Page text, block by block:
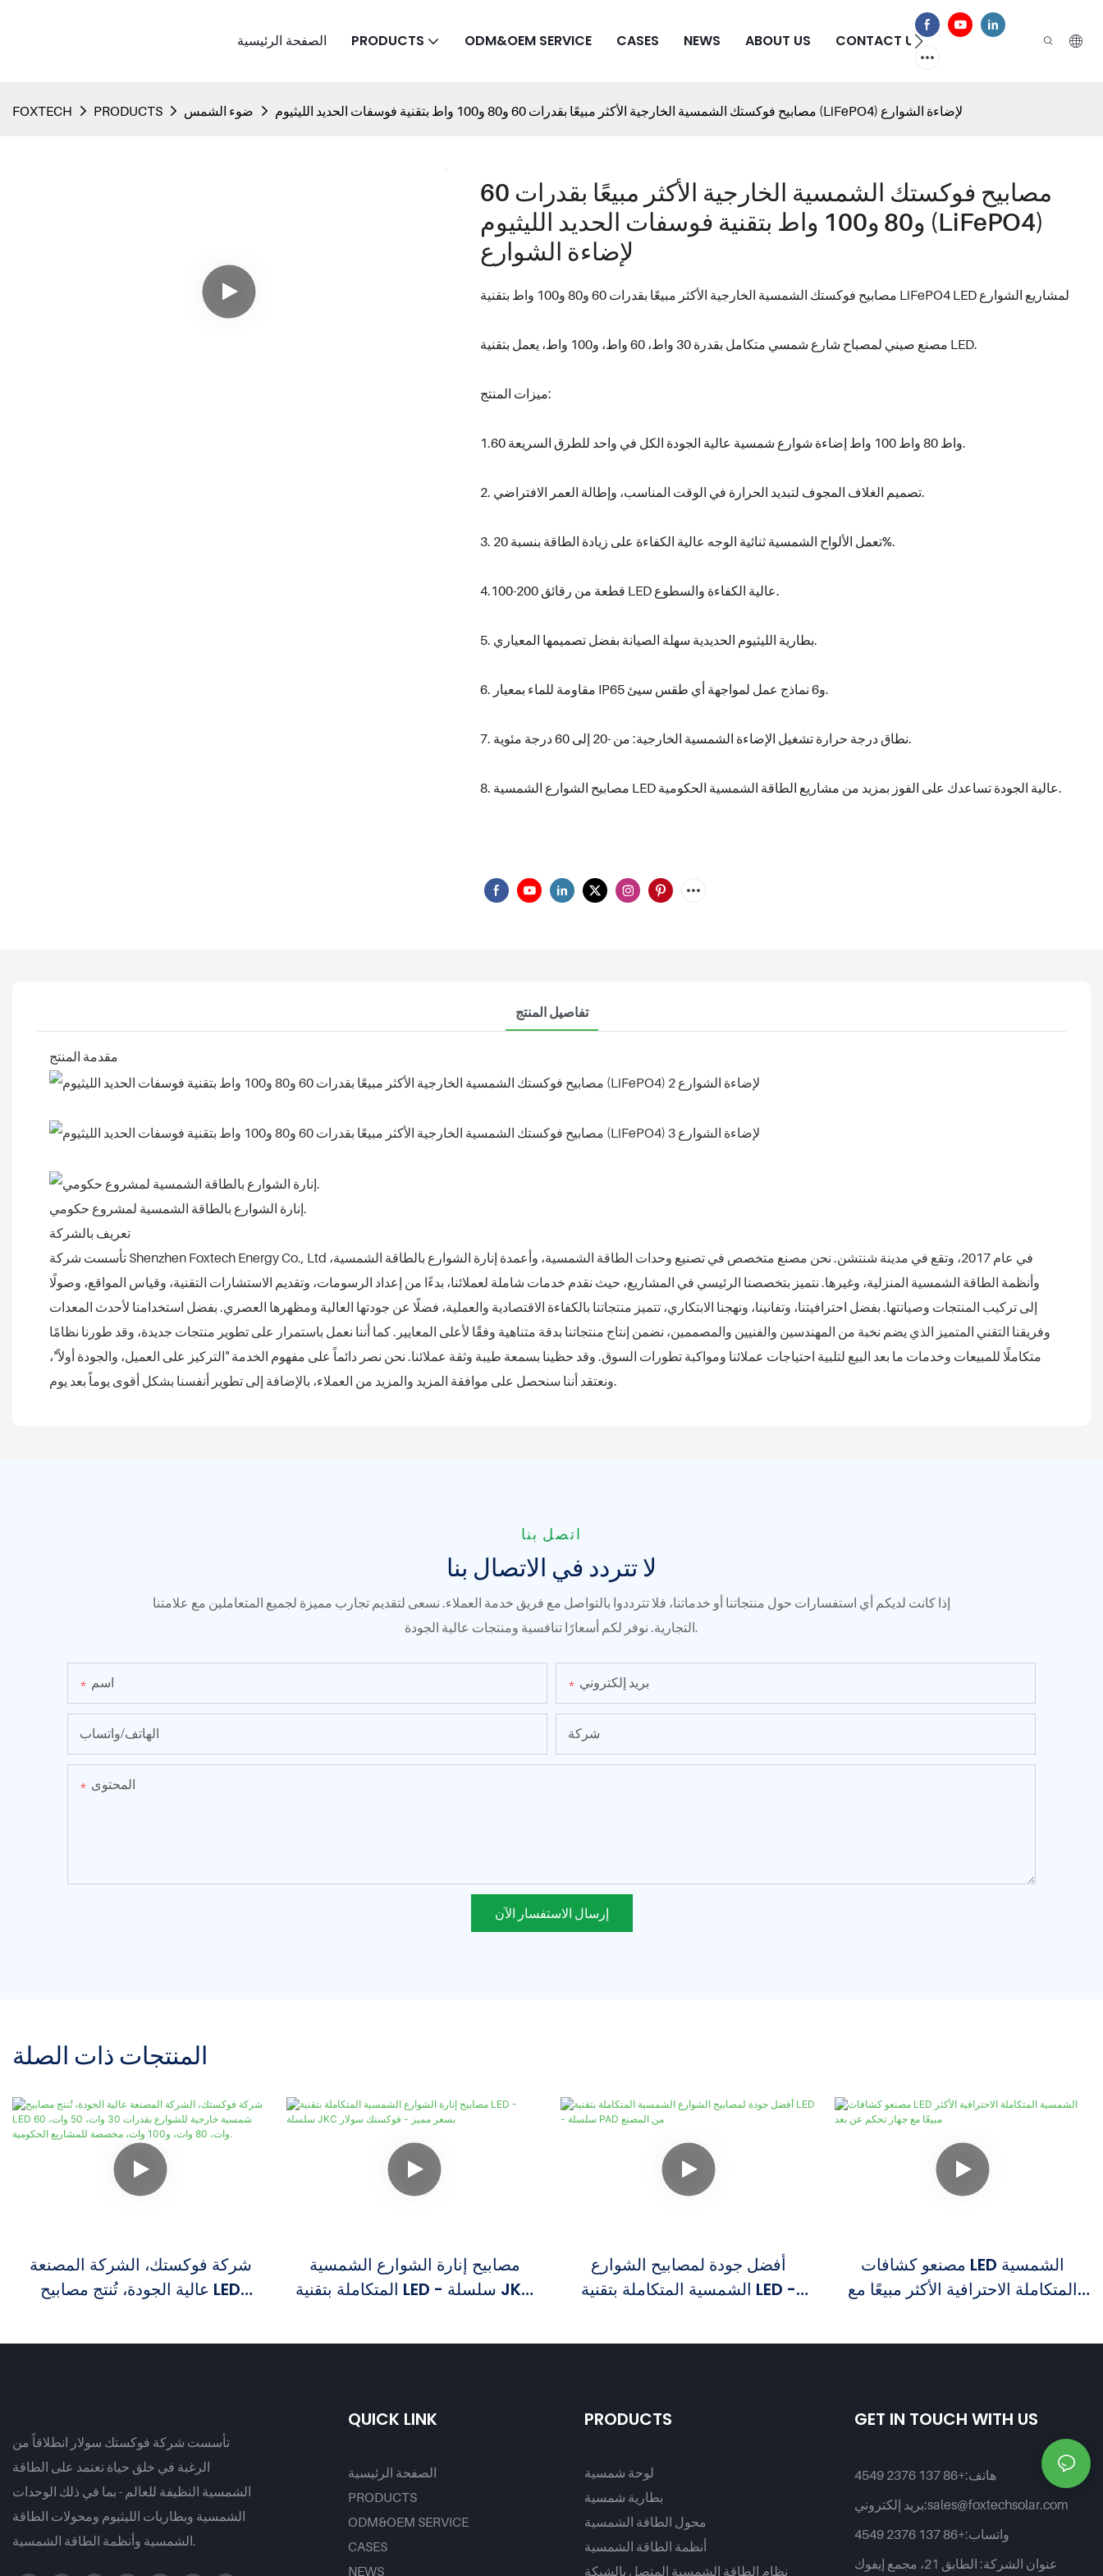
الصفحة الرئيسية PRODUCTS ODM&OEM SERVICE CASES NEWS ABOUT US CONTACT US الأسئلة الشائعة
FOXTECH PRODUCTS ضوء الشمس مصابيح فوكستك الشمسية الخارجية الأكثر مبيعًا بقدرات 60 و80 و100 واط بتقنية فوسفات الحديد الليثيوم (LiFePO4) لإضاءة الشوارع
مصابيح فوكستك الشمسية الخارجية الأكثر مبيعًا بقدرات 60
و80 و100 واط بتقنية فوسفات الحديد الليثيوم (LiFePO4)
لإضاءة الشوارع
مصابيح فوكستك الشمسية الخارجية الأكثر مبيعًا بقدرات 60 و80 و100 واط بتقنية LiFePO4 LED لمشاريع الشوارع
مصنع صيني لمصباح شارع شمسي متكامل بقدرة 30 واط، 60 واط، و100 واط، يعمل بتقنية LED.
ميزات المنتج:
1.60 واط 80 واط 100 واط إضاءة شوارع شمسية عالية الجودة الكل في واحد للطرق السريعة.
2. تصميم الغلاف المجوف لتبديد الحرارة في الوقت المناسب، وإطالة العمر الافتراضي.
3. تعمل الألواح الشمسية ثنائية الوجه عالية الكفاءة على زيادة الطاقة بنسبة 20%.
4.100-200 قطعة من رقائق LED عالية الكفاءة والسطوع.
5. بطارية الليثيوم الحديدية سهلة الصيانة بفضل تصميمها المعياري.
6. مقاومة للماء بمعيار IP65 و6 نماذج عمل لمواجهة أي طقس سيئ.
7. نطاق درجة حرارة تشغيل الإضاءة الشمسية الخارجية: من -20 إلى 60 درجة مئوية.
8. مصابيح الشوارع الشمسية LED عالية الجودة تساعدك على الفوز بمزيد من مشاريع الطاقة الشمسية الحكومية.
تفاصيل المنتج
مقدمة المنتج
إنارة الشوارع بالطاقة الشمسية لمشروع حكومي.
تعريف بالشركة
تأسست شركة Shenzhen Foxtech Energy Co., Ltd في عام 2017، وتقع في مدينة شنتشن. نحن مصنع متخصص في تصنيع وحدات الطاقة الشمسية، وأعمدة إنارة الشوارع بالطاقة الشمسية،
وأنظمة الطاقة الشمسية المنزلية، وغيرها. نتميز بتخصصنا الرئيسي في المشاريع، حيث نقدم خدمات شاملة لعملائنا، بدءًا من إعداد الرسومات، وتقديم الاستشارات التقنية، وقياس المواقع، وصولًا
إلى تركيب المنتجات وصيانتها. بفضل احترافيتنا، وتفانينا، ونهجنا الابتكاري، تتميز منتجاتنا بالكفاءة الاقتصادية والعملية، فضلًا عن جودتها العالية ومظهرها العصري. بفضل استخدامنا لأحدث المعدات
وفريقنا التقني المتميز الذي يضم نخبة من المهندسين والفنيين والمصممين، نضمن إنتاج منتجاتنا بدقة متناهية وفقًا لأعلى المعايير. كما أننا نعمل باستمرار على تطوير منتجات جديدة، وقد طورنا نظامًا
متكاملًا للمبيعات وخدمات ما بعد البيع لتلبية احتياجات عملائنا ومواكبة تطورات السوق. وقد حظينا بسمعة طيبة وثقة عملائنا. نحن نصر دائماً على مفهوم الخدمة "التركيز على العميل، والجودة أولاً"،
ونعتقد أننا سنحصل على موافقة المزيد والمزيد من العملاء، بالإضافة إلى تطوير أنفسنا بشكل أقوى يوماً بعد يوم.
اتصل بنا
لا تتردد في الاتصال بنا
إذا كانت لديكم أي استفسارات حول منتجاتنا أو خدماتنا، فلا تترددوا بالتواصل مع فريق خدمة العملاء. نسعى لتقديم تجارب مميزة لجميع المتعاملين مع علامتنا
التجارية. نوفر لكم أسعارًا تنافسية ومنتجات عالية الجودة.
اسم بريد إلكتروني
الهاتف/واتساب شركة
المحتوى
إرسال الاستفسار الآن
المنتجات ذات الصلة
شركة فوكستك، الشركة المصنعة
عالية الجودة، تُنتج مصابيح LED
وات، 50 وات، 60 وات، 80 وات،
مصابيح إنارة الشوارع الشمسية
المتكاملة بتقنية LED - سلسلة JKC
أفضل جودة لمصابيح الشوارع
الشمسية المتكاملة بتقنية LED -
مصنعو كشافات LED الشمسية
المتكاملة الاحترافية الأكثر مبيعًا مع
تأسست شركة فوكستك سولار انطلاقاً من
الرغبة في خلق حياة تعتمد على الطاقة
الشمسية النظيفة للعالم - بما في ذلك الوحدات
الشمسية وبطاريات الليثيوم ومحولات الطاقة
الشمسية وأنظمة الطاقة الشمسية.
QUICK LINK
الصفحة الرئيسية
PRODUCTS
ODM&OEM SERVICE
CASES
NEWS
PRODUCTS
لوحة شمسية
بطارية شمسية
محول الطاقة الشمسية
أنظمة الطاقة الشمسية
نظام الطاقة الشمسية المتصل بالشبكة
GET IN TOUCH WITH US
هاتف:+86 137 2376 4549
بريد إلكتروني:sales@foxtechsolar.com
واتساب:+86 137 2376 4549
عنوان الشركة:
الطابق 21، مجمع إيفوك